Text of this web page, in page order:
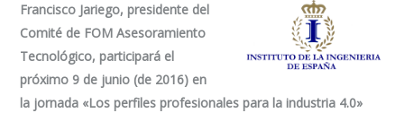
Francisco Jariego, presidente del
Comité de FOM Asesoramiento
Tecnológico, participará el
próximo 9 de junio (de 2016) en
la jornada «Los perfiles profesionales para la industria 4.0»